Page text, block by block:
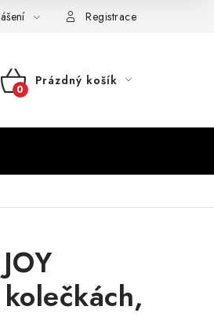
Registrace
NÁKUPNÍ
Prázdný košík